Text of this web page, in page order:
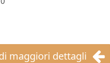
maggiori dettagli